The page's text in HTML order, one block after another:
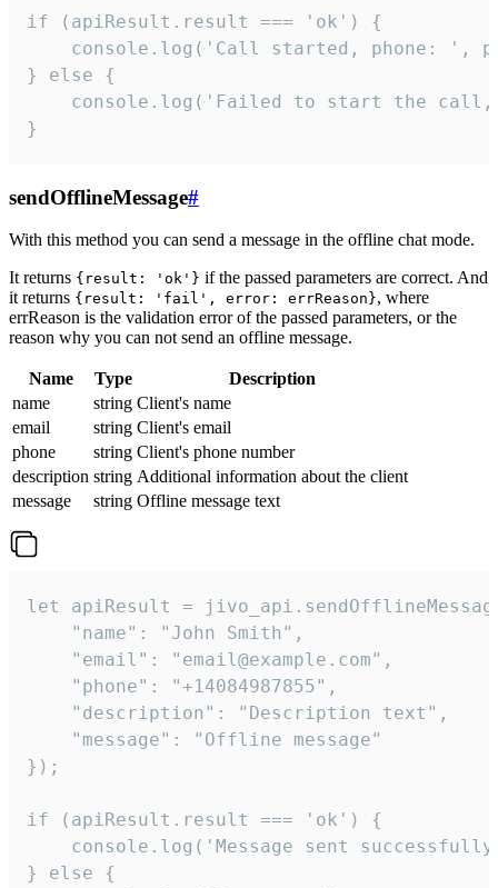
if (apiResult.result === 'ok') {
console.log('Call started, phone: ',
} else {
console.log('Failed to start the
}
sendOfflineMessage#
With this method you can send a message in the offline chat mode.
It returns {result: 'ok'} if the passed parameters are correct. And
it returns {result: 'fail', error: errReason}, where
errReason is the validation error of the passed parameters, or the
reason why you can not send an offline message.
Name Type
Description
name
string Client's name
email
string Client's email
phone
string Client's phone number
description string Additional information about the client
message
string Offline message text
let apiResult =
    "name": "John Smith",
    "email": "email@example.com",
    "phone": "+14084987855",
    "description": "Description text",
    "message": "Offline message"
});
if (apiResult.result === 'ok') {
console.log('Message sent
} else {